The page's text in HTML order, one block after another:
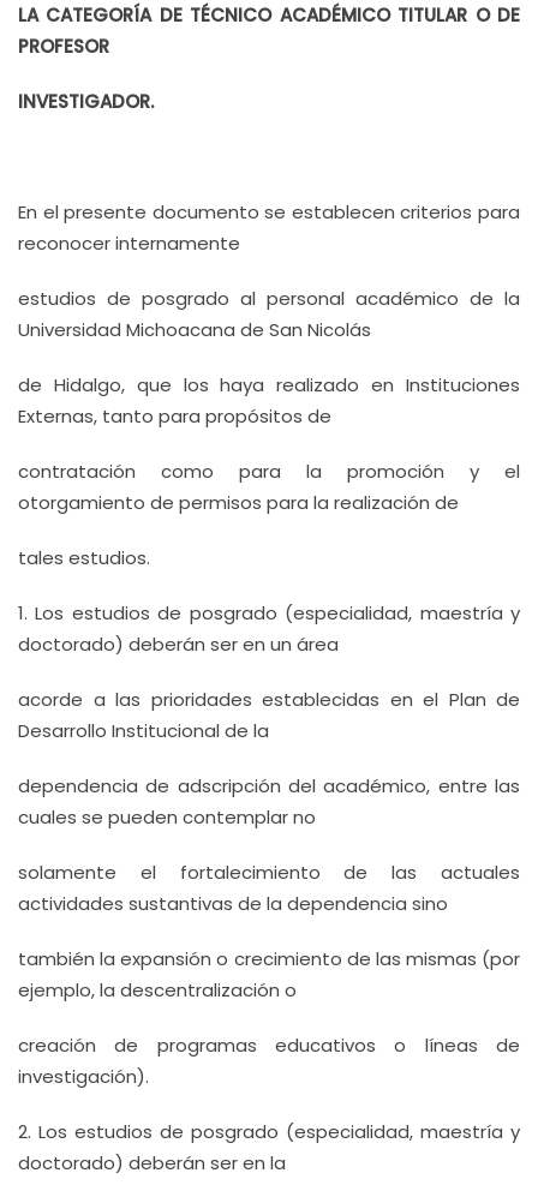
LA CATEGORÍA DETÉCNICO ACADÉMICO TITULAR O DE
PROFESOR
INVESTIGADOR.
En el presente documento se establecen criterios para
reconocer internamente
estudios de posgrado al personal académico de la
Universidad Michoacana de San Nicolás
de Hidalgo, que los haya realizado en Instituciones
Externas, tanto para propósitos de
contratación como para la promoción y el
otorgamiento de permisos para la realización de
tales estudios.
1. Los estudios de posgrado (especialidad, maestría y
doctorado) deberán ser en un área
acorde a las prioridades establecidas en el Plan de
Desarrollo Institucional de la
dependencia de adscripción del académico, entre las
cuales se pueden contemplar no
solamente el fortalecimiento de las actuales
actividades sustantivas de la dependencia sino
también la expansión o crecimiento de las mismas (por
ejemplo, la descentralización o
creación de programas educativos o líneas de
investigación).
2. Los estudios de posgrado (especialidad, maestría y
doctorado) deberán ser en la